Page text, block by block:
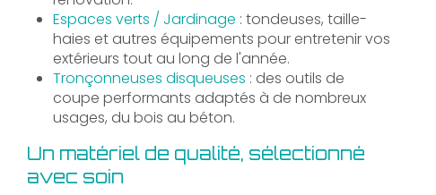
Espaces verts / Jardinage : tondeuses, taille-
haies et autres équipements pour entretenir vos
extérieurs tout au long de l'année.
Tronçonneuses disqueuses : des outils de
coupe performants adaptés à de nombreux
usages, du bois au béton.
Un matériel de qualité, sélectionné
avec soin